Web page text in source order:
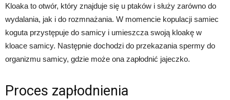
Kloaka to otwór, który znajduje się u ptaków i służy zarówno do
wydalania, jak i do rozmnażania. W momencie kopulacji samiec
koguta przystępuje do samicy i umieszcza swoją kloakę w
kloace samicy. Następnie dochodzi do przekazania spermy do
organizmu samicy, gdzie może ona zapłodnić jajeczko.
Proces zapłodnienia